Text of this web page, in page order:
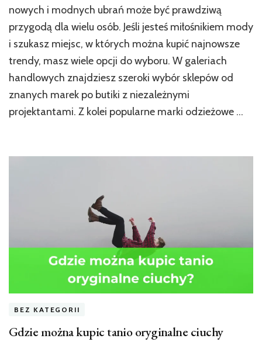
nowych i modnych ubrań może być prawdziwą
przygodą dla wielu osób. Jeśli jesteś miłośnikiem mody
i szukasz miejsc, w których można kupić najnowsze
trendy, masz wiele opcji do wyboru. W galeriach
handlowych znajdziesz szeroki wybór sklepów od
znanych marek po butiki z niezależnymi
projektantami. Z kolei popularne marki odzieżowe …
BEZ KATEGORII
Gdzie można kupic tanio oryginalne ciuchy